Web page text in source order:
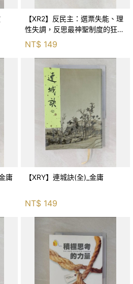
【XR2】反民主：選票失能、理
性失調，反思最神聖制度的狂亂
NT$ 149
庸 【XRY】連城訣(全)_金庸
NT$ 149